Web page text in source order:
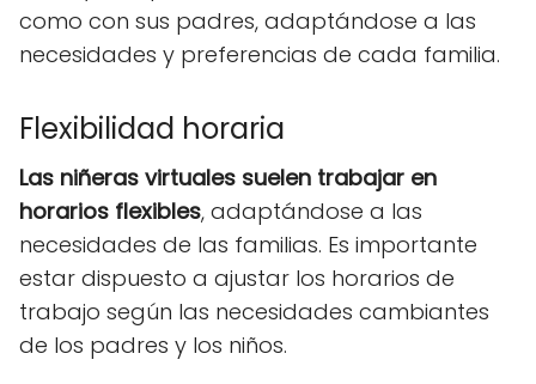
como con sus padres, adaptándose a las
necesidades y preferencias de cada familia.
Flexibilidad horaria
Las niñeras virtuales suelen trabajar en
horarios flexibles, adaptándose a las
necesidades de las familias. Es importante
estar dispuesto a ajustar los horarios de
trabajo según las necesidades cambiantes
de los padres y los niños.